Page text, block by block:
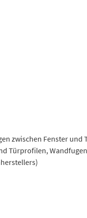
zwischen Fenster
Türprofilen,